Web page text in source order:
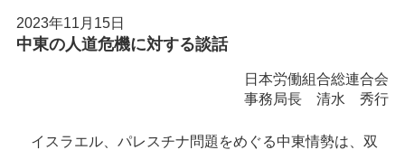
2023年11月15日
中東の人道危機に対する談話
日本労働組合総連合会
事務局長 清水 秀行
イスラエル、パレスチナ問題をめぐる中東情勢は、双